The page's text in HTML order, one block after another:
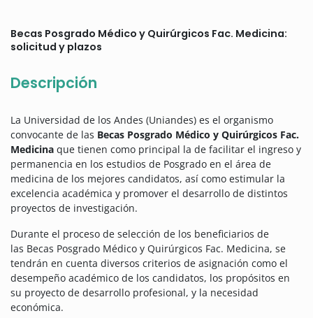
Becas Posgrado Médico y Quirúrgicos Fac. Medicina:
solicitud y plazos
Descripción
La Universidad de los Andes (Uniandes) es el organismo
convocante de las Becas Posgrado Médico y Quirúrgicos Fac.
Medicina que tienen como principal la de facilitar el ingreso y
permanencia en los estudios de Posgrado en el área de
medicina de los mejores candidatos, así como estimular la
excelencia académica y promover el desarrollo de distintos
proyectos de investigación.
Durante el proceso de selección de los beneficiarios de
las Becas Posgrado Médico y Quirúrgicos Fac. Medicina, se
tendrán en cuenta diversos criterios de asignación como el
desempeño académico de los candidatos, los propósitos en
su proyecto de desarrollo profesional, y la necesidad
económica.